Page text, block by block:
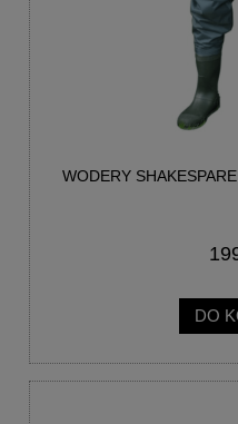
WODERY
DO